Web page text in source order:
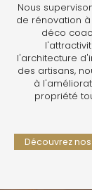
Nous
de rénovation
déco
l'architecture
des artisans,
à
propriété
Découvrez